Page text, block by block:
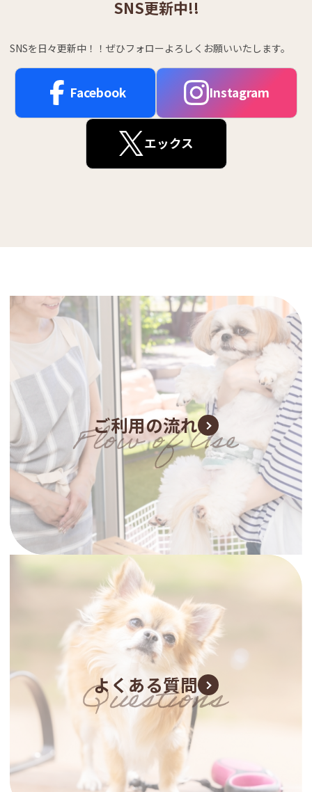
SNS更新中!!
SNSを日々更新中！！ぜひフォローよろしくお願いいたします。
Facebook Instagram
エックス
ご利用の流れ
よくある質問